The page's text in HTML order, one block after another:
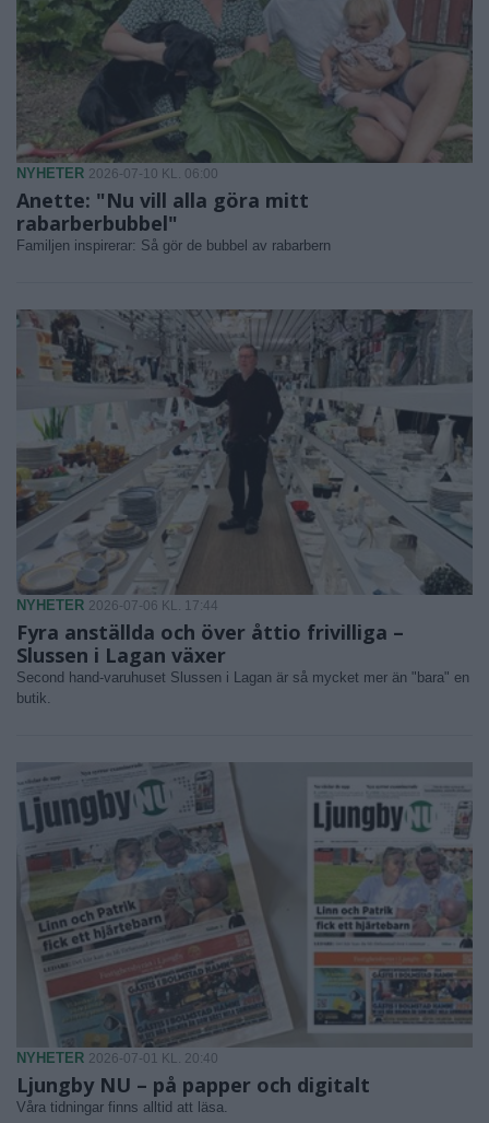
NYHETER 2026-07-10 KL. 06:00
Anette: "Nu vill alla göra mitt
rabarberbubbel"
Familjen inspirerar: Så gör de bubbel av rabarbern
NYHETER 2026-07-06 KL. 17:44
Fyra anställda och över åttio frivilliga –
Slussen i Lagan växer
Second hand-varuhuset Slussen i Lagan är så mycket mer än "bara" en
butik.
NYHETER 2026-07-01 KL. 20:40
Ljungby NU – på papper och digitalt
Våra tidningar finns alltid att läsa.